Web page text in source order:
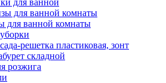
для ванной комнаты
для ванной комнаты
решетка пластиковая, зонт
складной
розжига